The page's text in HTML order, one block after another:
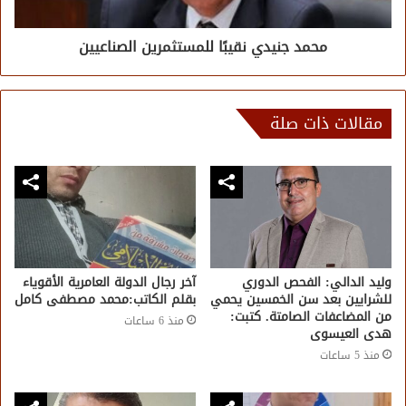
محمد جنيدي نقيبًا للمستثمرين الصناعيين
مقالات ذات صلة
وليد الدالي: الفحص الدوري
للشرايين بعد سن الخمسين يحمي
من المضاعفات الصامتة. كتبت:
هدى العيسوى
منذ 5 ساعات
آخر رجال الدولة العامرية الأقوياء
بقلم الكاتب:محمد مصطفى كامل
منذ 6 ساعات